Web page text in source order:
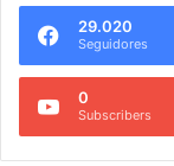
29.020
Seguidores
0
Subscribers